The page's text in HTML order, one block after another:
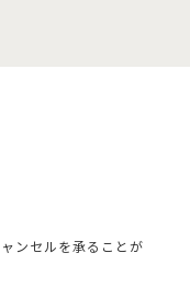
ンセルを承ることが